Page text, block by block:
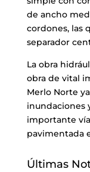
de ancho
cordones, las
separador
La obra
obra de vital
Merlo Norte
inundaciones
importante
pavimentada
Últimas